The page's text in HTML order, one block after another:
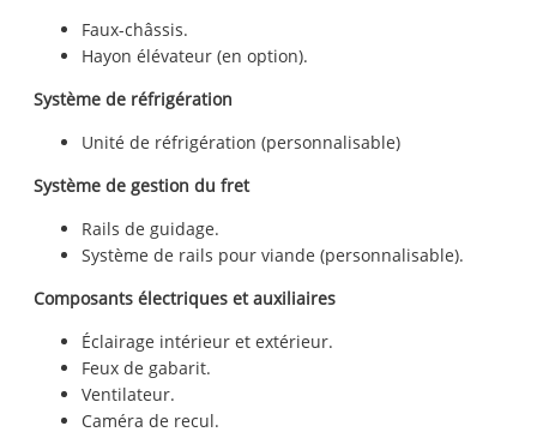
Faux-châssis.
Hayon élévateur (en option).
Système de réfrigération
Unité de réfrigération (personnalisable)
Système de gestion du fret
Rails de guidage.
Système de rails pour viande (personnalisable).
Composants électriques et auxiliaires
Éclairage intérieur et extérieur.
Feux de gabarit.
Ventilateur.
Caméra de recul.